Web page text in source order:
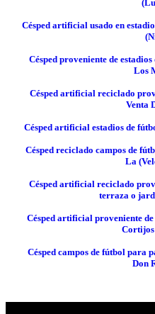
Césped artificial usado en
Césped proveniente de
Los
Césped artificial reciclado
Venta
Césped artificial estadios de
Césped reciclado campos de
La
Césped artificial reciclado
terraza o
Césped artificial proveniente
Césped campos de fútbol para
Don